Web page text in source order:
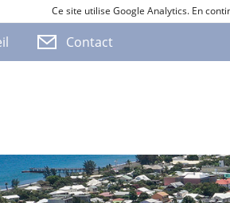
Ce site utilise Google Analytics. En
Contact